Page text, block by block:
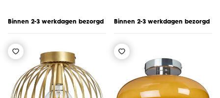
Binnen 2-3 werkdagen bezorgd Binnen 2-3 werkdagen bezorgd